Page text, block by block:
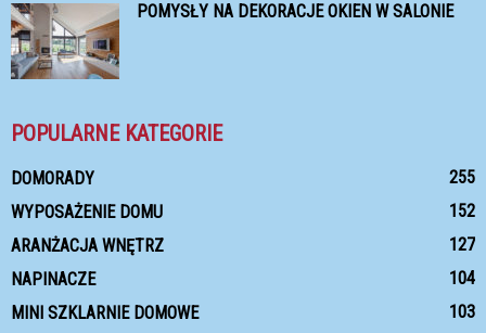
POMYSŁY NA DEKORACJE OKIEN W SALONIE
POPULARNE KATEGORIE
DOMORADY
255
WYPOSAŻENIE DOMU
152
ARANŻACJA WNĘTRZ
127
NAPINACZE
104
MINI SZKLARNIE DOMOWE
103